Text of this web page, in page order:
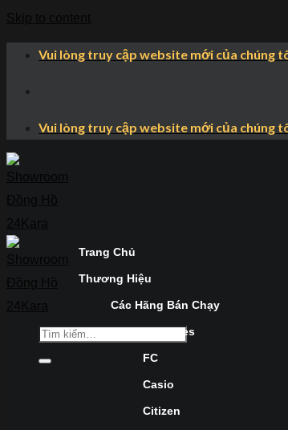
Vui lòng truy cập website mới của chúng
Vui lòng truy cập website mới của chúng
Trang Chủ
Thương Hiệu
Các Hãng Bán Chạy
Longines
FC
Casio
Citizen